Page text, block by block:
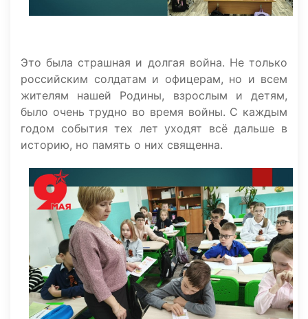
Это была страшная и долгая война. Не только
российским солдатам и офицерам, но и всем
жителям нашей Родины, взрослым и детям,
было очень трудно во время войны. С каждым
годом события тех лет уходят всё дальше в
историю, но память о них священна.